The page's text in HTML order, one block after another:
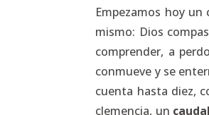
Empezamos hoy
mismo: Dios
comprender, a
conmueve y se
cuenta hasta diez,
clemencia, un